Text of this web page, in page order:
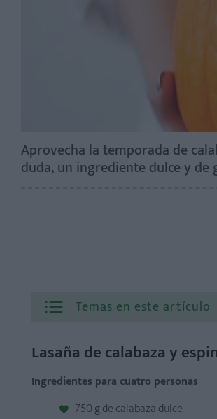
Aprovecha la temporada de
duda, un ingrediente dulce y de
Temas en este artículo
Lasaña de calabaza y espinacas
Pay de calabaza
Dulce de calabaza
Lasaña de calabaza y
Ingredientes para cuatro personas
750 g de calabaza dulce